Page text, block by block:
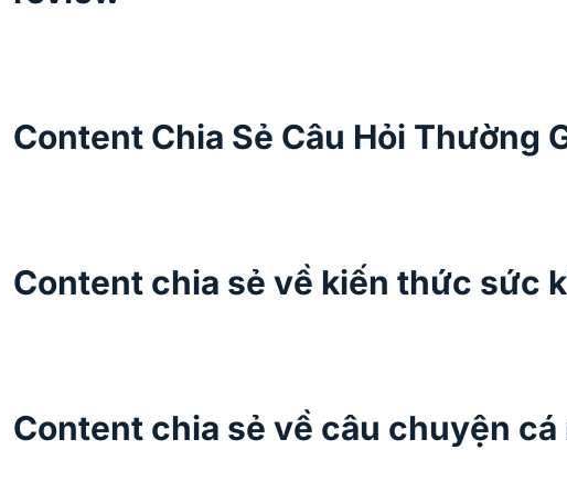
Content Chia Sẻ Câu Hỏi Thường
Content chia sẻ về kiến thức sức
Content chia sẻ về câu chuyện cá